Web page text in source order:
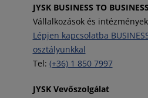
JYSK BUSINESS TO BUSINESS
Vállalkozások és
Lépjen kapcsolatba
osztályunkkal
Tel: (+36) 1 850 7997
JYSK Vevőszolgálat